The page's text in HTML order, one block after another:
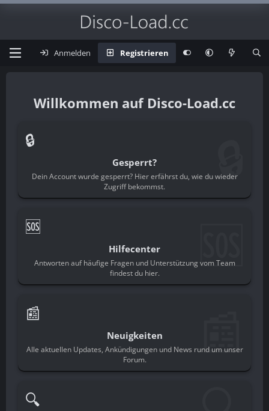
Anmelden Registrieren
Disco-Load.cc
🔒
Gesperrt?
Dein Account wurde gesperrt? Hier erfährst du, wie du wieder
Zugriff bekommst.
🔒
🆘
Hilfecenter
Antworten auf häufige Fragen und Unterstützung vom Team
findest du hier.
🆘
📰
Neuigkeiten
Alle aktuellen Updates, Ankündigungen und News rund um unser
Forum.
📰
🔍